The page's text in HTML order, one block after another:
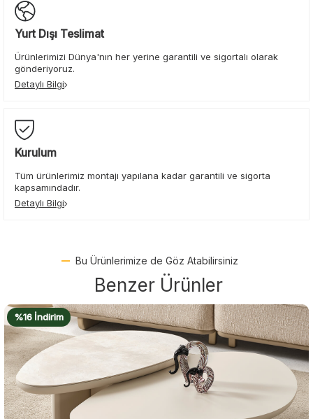
Yurt Dışı Teslimat
Ürünlerimizi Dünya'nın her yerine garantili ve sigortalı olarak
gönderiyoruz.
Detaylı Bilgi
Kurulum
Tüm ürünlerimiz montajı yapılana kadar garantili ve sigorta
kapsamındadır.
Detaylı Bilgi
Bu Ürünlerimize de Göz Atabilirsiniz
Benzer Ürünler
%20 İndirim